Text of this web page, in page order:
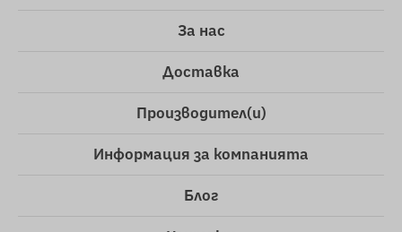
За нас
Доставка
Производител(и)
Информация за компанията
Блог